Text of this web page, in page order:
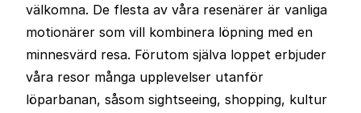
välkomna. De flesta av våra resenärer är vanliga
motionärer som vill kombinera löpning med en
minnesvärd resa. Förutom själva loppet erbjuder
våra resor många upplevelser utanför
löparbanan, såsom sightseeing, shopping, kultur